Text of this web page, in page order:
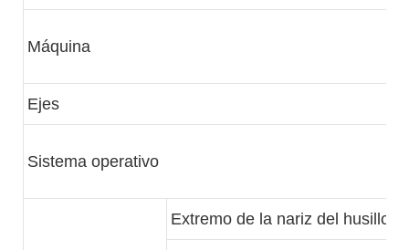
Máquina
Ejes
Sistema operativo
Extremo de la nariz del husillo